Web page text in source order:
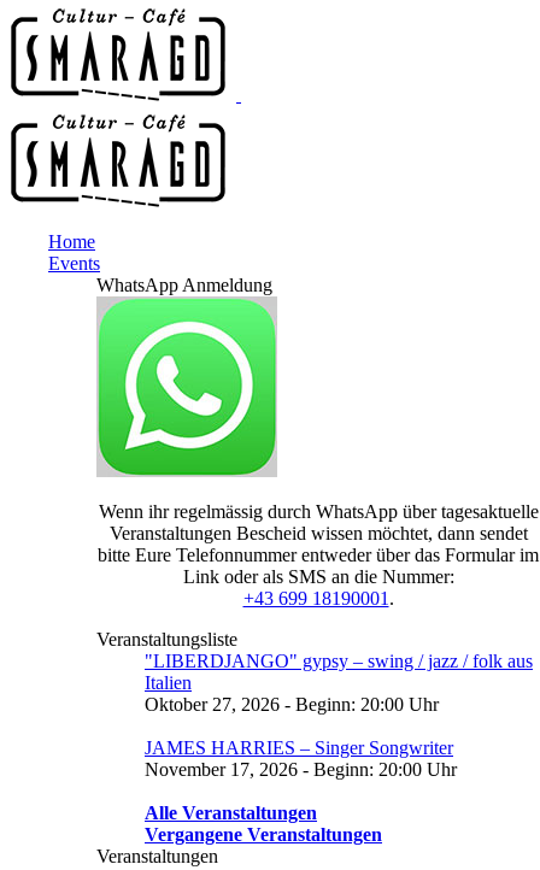
Home
Events
WhatsApp Anmeldung
Wenn ihr regelmässig durch WhatsApp über tagesaktuelle
Veranstaltungen Bescheid wissen möchtet, dann sendet
bitte Eure Telefonnummer entweder über das Formular im
Link oder als SMS an die Nummer:
+43 699 18190001 .
Veranstaltungsliste
"LIBERDJANGO" gypsy – swing / jazz / folk aus
Italien
Oktober 27, 2026 - Beginn: 20:00 Uhr
JAMES HARRIES – Singer Songwriter
November 17, 2026 - Beginn: 20:00 Uhr
Alle Veranstaltungen
Vergangene Veranstaltungen
Veranstaltungen